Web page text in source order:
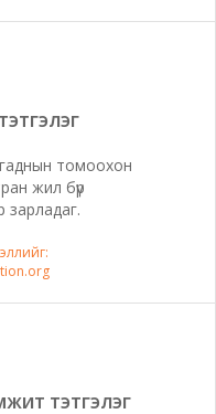
томоохон
жил бүр
зарладаг.
ТЭТГЭЛЭГ